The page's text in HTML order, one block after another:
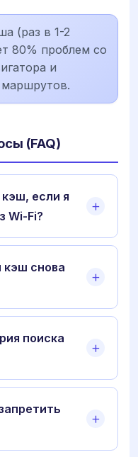
(раз в 1-2
80% проблем со
и
(FAQ)
если я
Wi-Fi?
кэш снова
поиска